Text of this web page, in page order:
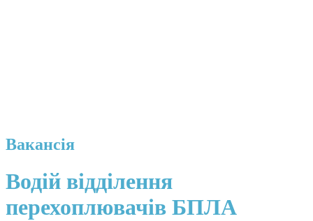
Вакансія
Водій відділення
перехоплювачів БПЛА